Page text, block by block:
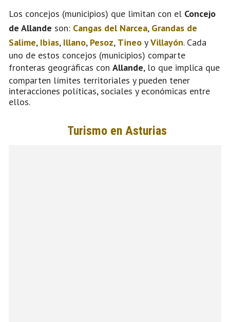
Los concejos (municipios) que limitan con el Concejo
de Allande son: Cangas del Narcea, Grandas de
Salime, Ibias, Illano, Pesoz, Tineo yVillayón. Cada
uno de estos concejos (municipios) comparte
fronteras geográficas con Allande, lo que implica que
comparten límites territoriales y pueden tener
interacciones políticas, sociales y económicas entre
ellos.